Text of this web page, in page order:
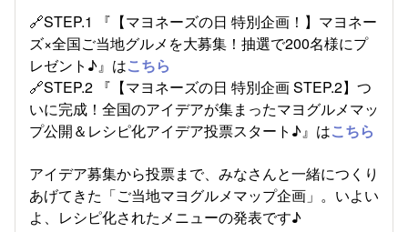
🔗STEP.1 『【マヨネーズの日 特別企画！】マヨネー
ズ×全国ご当地グルメを大募集！抽選で200名様にプ
レゼント♪』はこちら
🔗STEP.2 『【マヨネーズの日 特別企画 STEP.2】つ
いに完成！全国のアイデアが集まったマヨグルメマッ
プ公開＆レシピ化アイデア投票スタート♪』はこちら
アイデア募集から投票まで、みなさんと一緒につくり
あげてきた「ご当地マヨグルメマップ企画」。いよい
よ、レシピ化されたメニューの発表です♪